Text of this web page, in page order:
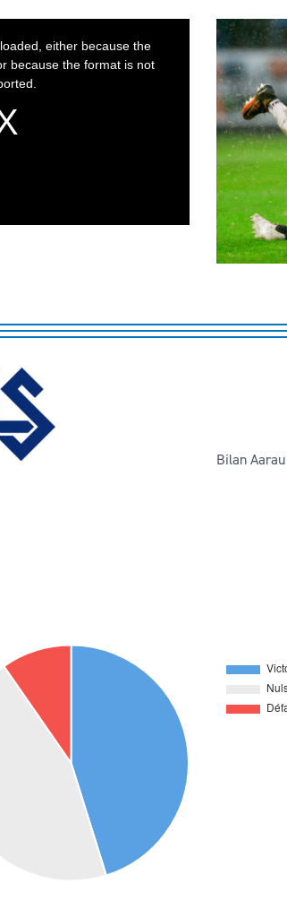
either because the
because the format is not
Bilan Aarau